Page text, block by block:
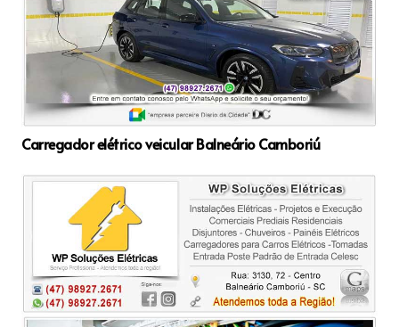
Carregador elétrico veicular Balneário Camboriú